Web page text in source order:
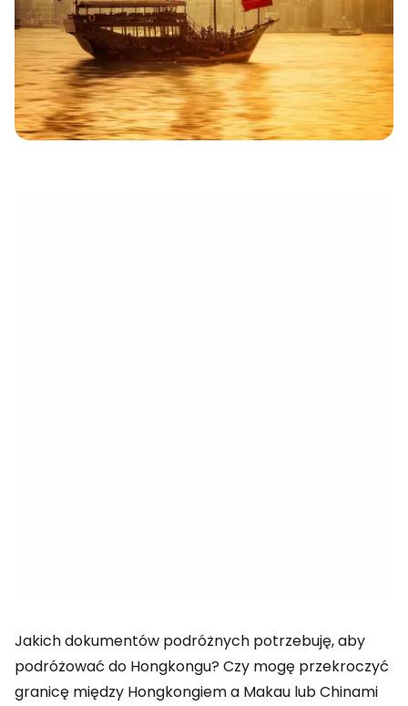
Jakich dokumentów podróżnych potrzebuję, aby
podróżować do Hongkongu? Czy mogę przekroczyć
granicę między Hongkongiem a Makau lub Chinami